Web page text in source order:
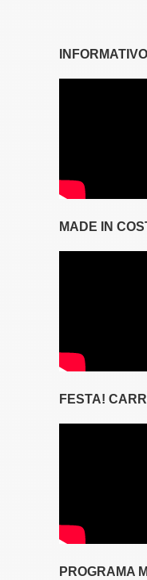
MADE IN
FESTA!
PROGRAMA